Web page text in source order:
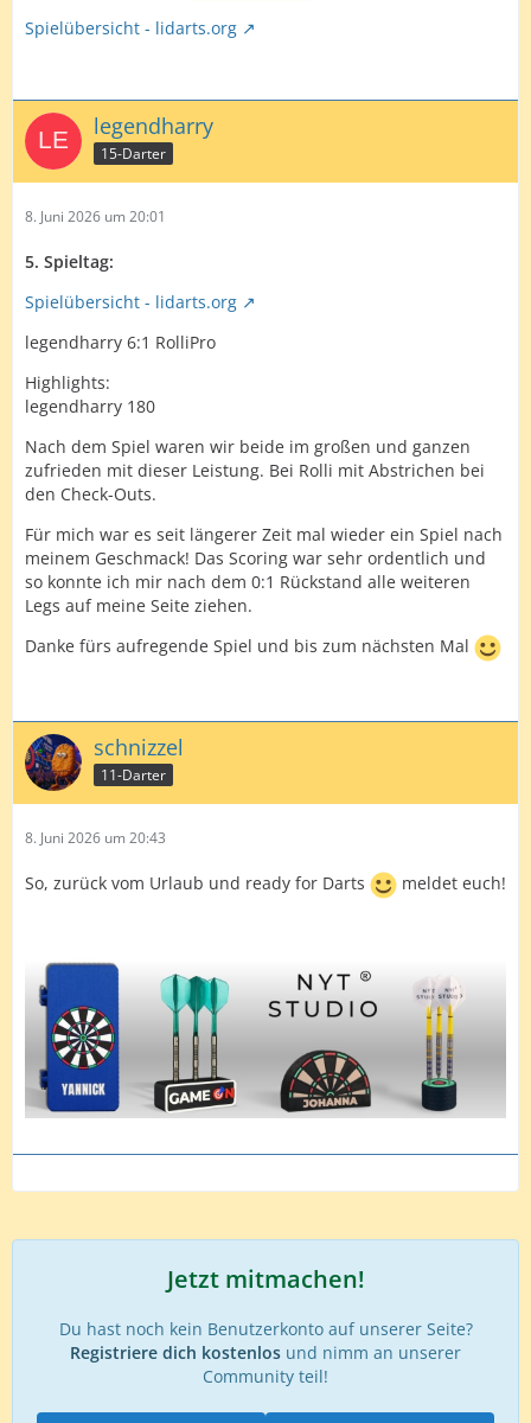
Spielübersicht - lidarts.org
legendharry
15-Darter
8. Juni 2026 um 20:01
5. Spieltag:
Spielübersicht - lidarts.org
legendharry 6:1 RolliPro
Highlights:
legendharry 180
Nach dem Spiel waren wir beide im großen und ganzen
zufrieden mit dieser Leistung. Bei Rolli mit Abstrichen bei
den Check-Outs.
Für mich war es seit längerer Zeit mal wieder ein Spiel nach
meinem Geschmack! Das Scoring war sehr ordentlich und
so konnte ich mir nach dem 0:1 Rückstand alle weiteren
Legs auf meine Seite ziehen.
Danke fürs aufregende Spiel und bis zum nächsten Mal
schnizzel
11-Darter
8. Juni 2026 um 20:43
So, zurück vom Urlaub und ready for Darts meldet euch!
Jetzt mitmachen!
Du hast noch kein Benutzerkonto auf unserer Seite?
Registriere dich kostenlos und nimm an unserer
Community teil!